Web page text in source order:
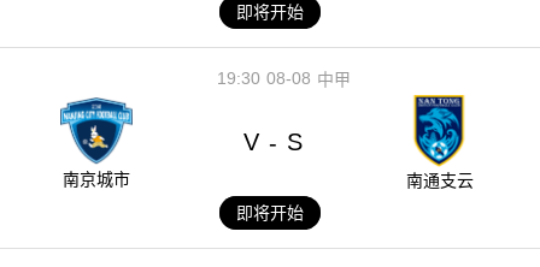
即将开始
08-08
19:30 中甲
南京城市
V - S
南通支云
即将开始